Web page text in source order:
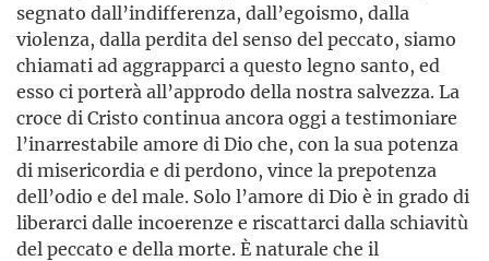
segnato dall’indifferenza, dall’egoismo, dalla
violenza, dalla perdita del senso del peccato, siamo
chiamati ad aggrapparci a questo legno santo, ed
esso ci porterà all’approdo della nostra salvezza. La
croce di Cristo continua ancora oggi a testimoniare
l’inarrestabile amore di Dio che, con la sua potenza
di misericordia e di perdono, vince la prepotenza
dell’odio e del male. Solo l’amore di Dio è in grado di
liberarci dalle incoerenze e riscattarci dalla schiavitù
del peccato e della morte. È naturale che il